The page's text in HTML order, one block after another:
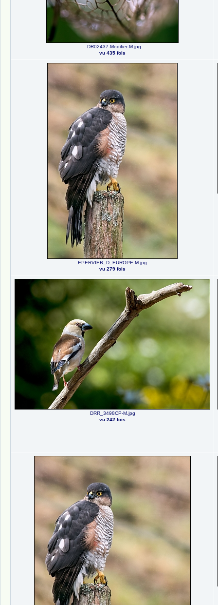
_DR02437-Modifier-M.jpg
vu 435 fois
EPERVIER_D_EUROPE-M.jpg
vu 279 fois
DRR_3498CP-M.jpg
vu 242 fois